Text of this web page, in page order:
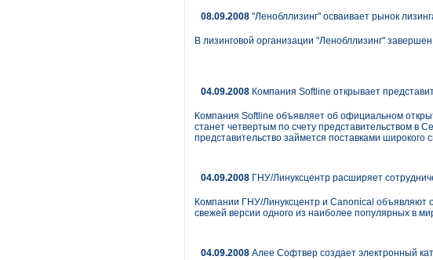
08.09.2008 "Ленобллизинг" осваивает рынок
В лизинговой организации "Ленобллизинг"
04.09.2008 Компания Softline открывает
Компания Softline объявляет об официальном
станет четвертым по счету представительством в
представительство займется поставками
04.09.2008 ГНУ/Линуксцентр расширяет
Компании ГНУ/Линуксцентр и Canonical объявляют
свежей версии одного из наиболее популярных в
04.09.2008 Алее Софтвер создает электронный